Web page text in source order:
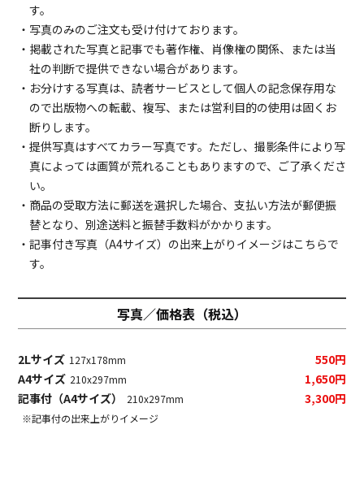
す。
・写真のみのご注文も受け付けております。
・掲載された写真と記事でも著作権、肖像権の関係、または当
社の判断で提供できない場合があります。
・お分けする写真は、読者サービスとして個人の記念保存用な
ので出版物への転載、複写、または営利目的の使用は固くお
断りします。
・提供写真はすべてカラー写真です。ただし、撮影条件により写
真によっては画質が荒れることもありますので、ご了承くださ
い。
・商品の受取方法に郵送を選択した場合、支払い方法が郵便振
替となり、別途送料と振替手数料がかかります。
・記事付き写真（A4サイズ）の出来上がりイメージはこちらで
す。
写真／価格表（税込）
2Lサイズ 127x178mm
550円
A4サイズ 210x297mm
1,650円
記事付（A4サイズ）
210x297mm 3,300円
※記事付の出来上がりイメージ